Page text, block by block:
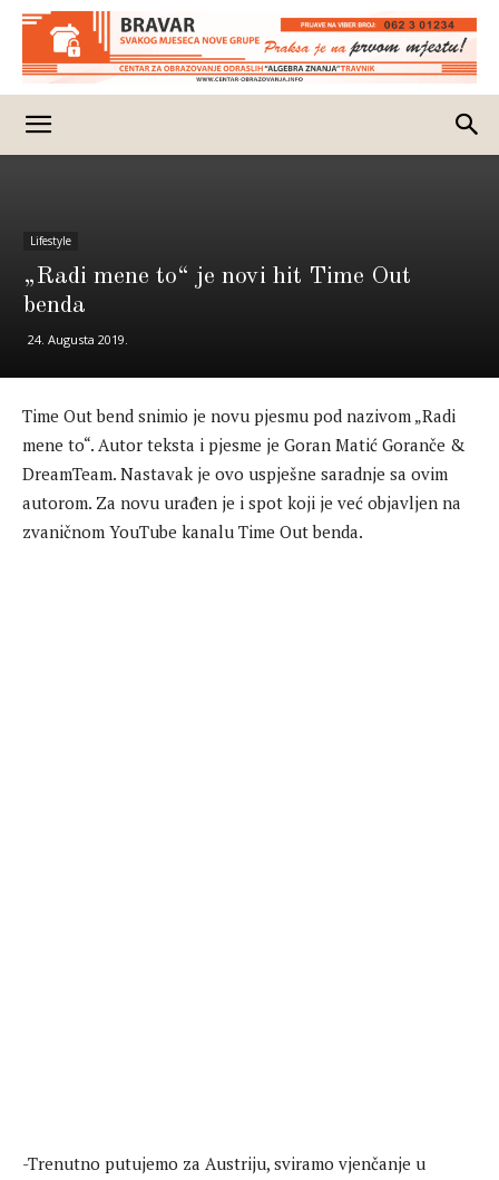
Lifestyle
„Radi mene to“ je novi hit Time Out
benda
24. Augusta 2019.
Time Out bend snimio je novu pjesmu pod nazivom „Radi
mene to“. Autor teksta i pjesme je Goran Matić Goranče &
DreamTeam. Nastavak je ovo uspješne saradnje sa ovim
autorom. Za novu urađen je i spot koji je već objavljen na
zvaničnom YouTube kanalu Time Out benda.
-Trenutno putujemo za Austriju, sviramo vjenčanje u